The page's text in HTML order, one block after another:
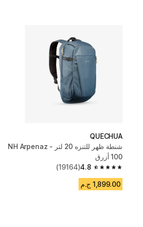
QUECHUA
شنطة ظهر للتنزه 20 لتر - NH Arpenaz
100 أزرق
4.8
4.8 out of 5 stars from 19164 reviews
(19164)
1,899.00 ج.م